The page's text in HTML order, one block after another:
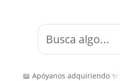
📖 Apóyanos adquiriendo ✨